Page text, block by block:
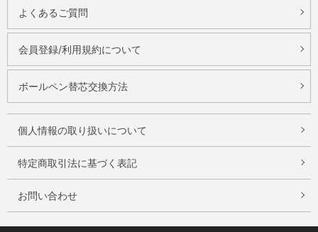
よくあるご質問
会員登録/利用規約について
ボールペン替芯交換方法
個人情報の取り扱いについて
特定商取引法に基づく表記
お問い合わせ